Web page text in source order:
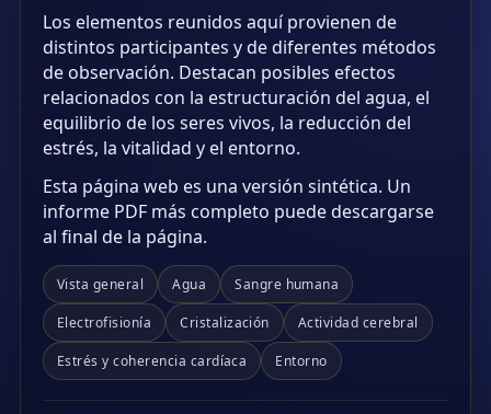
Los elementos reunidos aquí provienen de
distintos participantes y de diferentes métodos
de observación. Destacan posibles efectos
relacionados con la estructuración del agua, el
equilibrio de los seres vivos, la reducción del
estrés, la vitalidad y el entorno.
Esta página web es una versión sintética. Un
informe PDF más completo puede descargarse
al final de la página.
Vista general Agua Sangre humana
Electrofisionía Cristalización Actividad cerebral
Estrés y coherencia cardíaca Entorno